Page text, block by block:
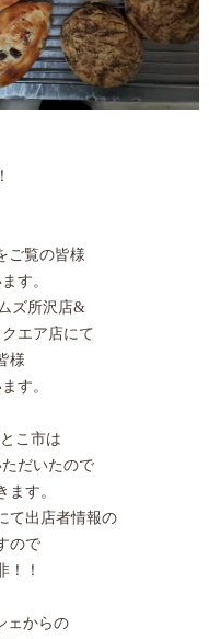
ご覧の皆様
す。
ズ所沢店&
エア店にて
様
す。
こ市は
だいたので
ます。
て出店者情報の
ので
！！
ェからの